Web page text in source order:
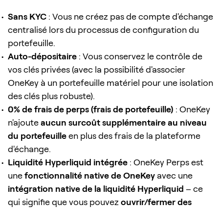
Sans KYC : Vous ne créez pas de compte d'échange
centralisé lors du processus de configuration du
portefeuille.
Auto-dépositaire : Vous conservez le contrôle de
vos clés privées (avec la possibilité d'associer
OneKey à un portefeuille matériel pour une isolation
des clés plus robuste).
0% de frais de perps (frais de portefeuille) : OneKey
n'ajouteaucun surcoût supplémentaire au niveau
du portefeuilleen plus des frais de la plateforme
d'échange.
Liquidité Hyperliquid intégrée : OneKey Perps est
unefonctionnalité native de OneKey avec une
intégration native de la liquidité Hyperliquid – ce
qui signifie que vous pouvez ouvrir/fermer des